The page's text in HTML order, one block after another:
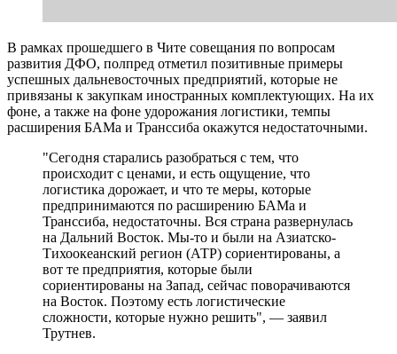
В рамках прошедшего в Чите совещания по вопросам
развития ДФО, полпред отметил позитивные примеры
успешных дальневосточных предприятий, которые не
привязаны к закупкам иностранных комплектующих. На их
фоне, а также на фоне удорожания логистики, темпы
расширения БАМа и Транссиба окажутся недостаточными.
"Сегодня старались разобраться с тем, что
происходит с ценами, и есть ощущение, что
логистика дорожает, и что те меры, которые
предпринимаются по расширению БАМа и
Транссиба, недостаточны. Вся страна развернулась
на Дальний Восток. Мы-то и были на Азиатско-
Тихоокеанский регион (АТР) сориентированы, а
вот те предприятия, которые были
сориентированы на Запад, сейчас поворачиваются
на Восток. Поэтому есть логистические
сложности, которые нужно решить", — заявил
Трутнев.